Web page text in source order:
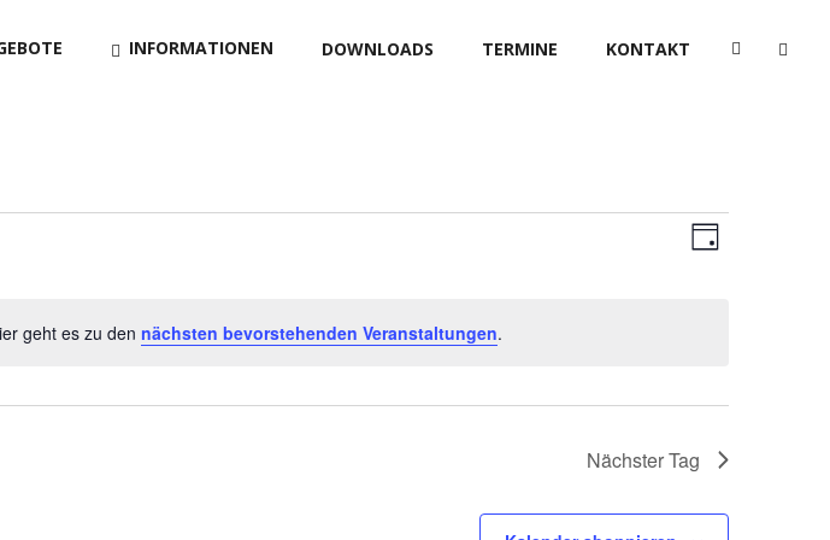
INFORMATIONEN DOWNLOADS TERMINE KONTAKT
Hinweis
geht es zu den nächsten bevorstehenden Veranstaltungen.
Tag
Nächster Tag